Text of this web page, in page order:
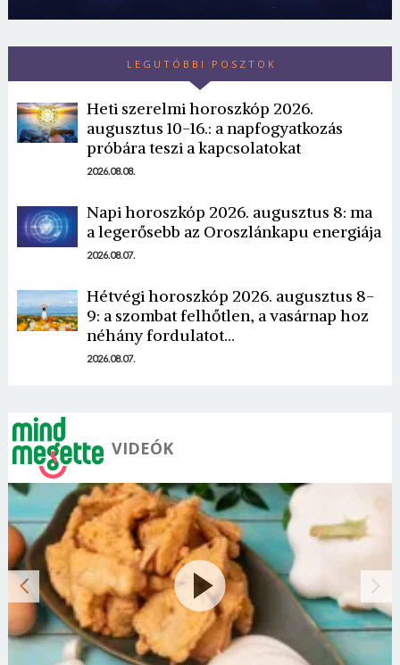
LEGUTÓBBI POSZTOK
Heti szerelmi horoszkóp 2026.
augusztus 10-16.: a napfogyatkozás
próbára teszi a kapcsolatokat
2026.08.08.
Napi horoszkóp 2026. augusztus 8: ma
a legerősebb az Oroszlánkapu energiája
2026.08.07.
Hétvégi horoszkóp 2026. augusztus 8-
9: a szombat felhőtlen, a vasárnap hoz
néhány fordulatot…
2026.08.07.
VIDEÓK